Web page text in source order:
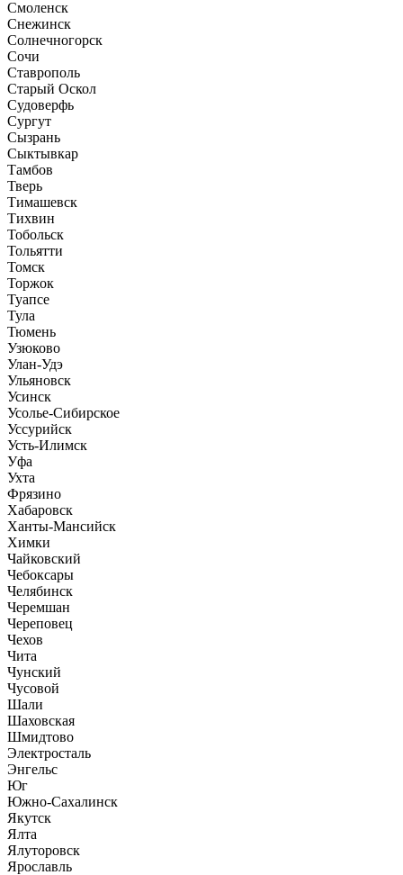
Смоленск
Снежинск
Солнечногорск
Сочи
Ставрополь
Старый Оскол
Судоверфь
Сургут
Сызрань
Сыктывкар
Тамбов
Тверь
Тимашевск
Тихвин
Тобольск
Тольятти
Томск
Торжок
Туапсе
Тула
Тюмень
Узюково
Улан-Удэ
Ульяновск
Усинск
Усолье-Сибирское
Уссурийск
Усть-Илимск
Уфа
Ухта
Фрязино
Хабаровск
Ханты-Мансийск
Химки
Чайковский
Чебоксары
Челябинск
Черемшан
Череповец
Чехов
Чита
Чунский
Чусовой
Шали
Шаховская
Шмидтово
Электросталь
Энгельс
Юг
Южно-Сахалинск
Якутск
Ялта
Ялуторовск
Ярославль